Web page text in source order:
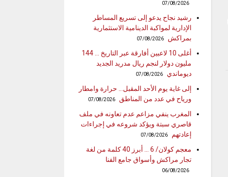
07/08/2026
رشيد نجاح يدعو إلى تسريع المساطر
الإدارية لمواكبة الدينامية الاستثمارية
بمراكش
07/08/2026
أغلى 10 لاعبين أفارقة عبر التاريخ … 144
مليون دولار لنجم ريال مدريد الجديد
ديوماندي
07/08/2026
إلى غاية يوم الأحد المقبل… حرارة وامطار
ورياح في عدد من المناطق
07/08/2026
المغرب ينفي مزاعم عدم تعاونه في ملف
قاصري سبتة ويؤكد شروعه في إجراءات
إعادتهم
07/08/2026
معجم كولان/ 6 … أبرز 40 كلمة من لغة
تجار مراكش وأسواق جامع الفنا
06/08/2026